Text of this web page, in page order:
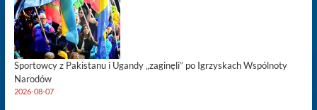
Sportowcy z Pakistanu i Ugandy „zaginęli” po Igrzyskach Wspólnoty
Narodów
2026-08-07